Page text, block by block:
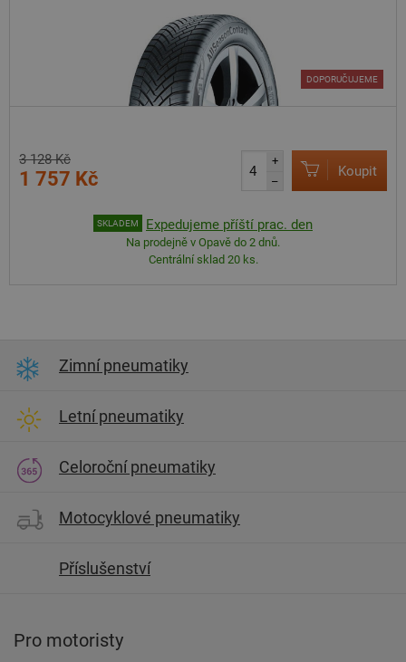
DOPORUČUJEME
3 128 Kč
1 757 Kč
+
–
Koupit
SKLADEM Expedujeme příští prac. den
Na prodejně v Opavě do 2 dnů.
Centrální sklad 20 ks.
Zimní pneumatiky
Letní pneumatiky
Celoroční pneumatiky
Motocyklové pneumatiky
Příslušenství
Pro motoristy